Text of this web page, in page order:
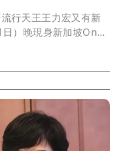
行天王王力宏又有新
）晚現身新加坡One
（Epworth
宴，不僅擔任表演嘉
《Hope》。這首歌不
、青少年與家庭勇敢
日零點正式數位上